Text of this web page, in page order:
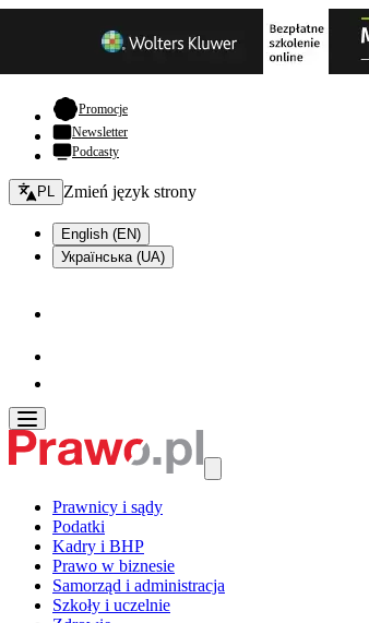
Promocje- otwiera się w nowej karcie
Newsletter
Podcasty
Zmień język - bieżący:
PL Zmień język strony
English (EN)
Українська (UA)
Prawnicy i sądy
Podatki
Kadry i BHP
Prawo w biznesie
Samorząd i administracja
Szkoły i uczelnie